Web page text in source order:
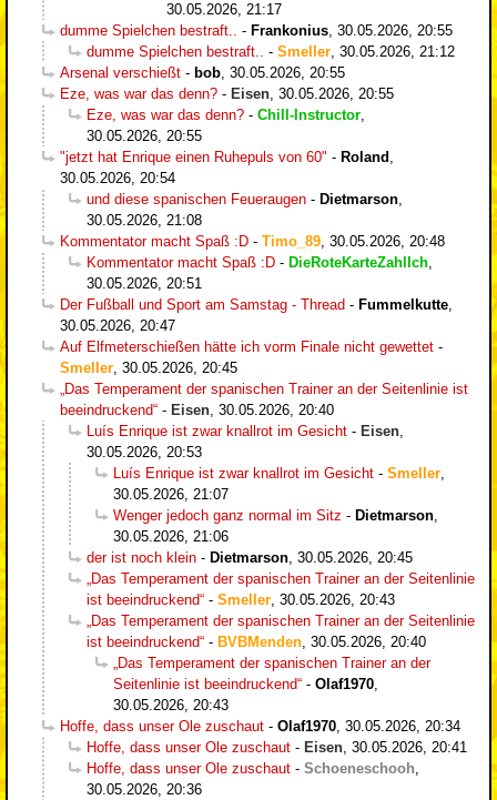
30.05.2026, 21:17
dumme Spielchen bestraft..
- Frankonius 30.05.2026, 20:55
dumme Spielchen bestraft..
- Smeller 30.05.2026, 21:12
Arsenal verschießt - bob 30.05.2026, 20:55
Eze, was war das denn? - Eisen 30.05.2026, 20:55
Eze, was war das denn? - Chill-Instructor
30.05.2026, 20:55
"jetzt hat Enrique einen Ruhepuls von 60" - Roland
30.05.2026, 20:54
und diese spanischen Feueraugen - Dietmarson
30.05.2026, 21:08
Kommentator macht Spaß :D - Timo_89 30.05.2026, 20:48
Kommentator macht Spaß :D - DieRoteKarteZahlIch
30.05.2026, 20:51
Der Fußball und Sport am Samstag - Thread - Fummelkutte
30.05.2026, 20:47
Auf Elfmeterschießen hätte ich vorm Finale nicht gewettet -
Smeller 30.05.2026, 20:45
„Das Temperament der spanischen Trainer an der Seitenlinie ist
beeindruckend“ - Eisen 30.05.2026, 20:40
Luís Enrique ist zwar knallrot im Gesicht - Eisen
30.05.2026, 20:53
Luís Enrique ist zwar knallrot im Gesicht - Smeller
30.05.2026, 21:07
Wenger jedoch ganz normal im Sitz - Dietmarson
30.05.2026, 21:06
der ist noch klein - Dietmarson 30.05.2026, 20:45
„Das Temperament der spanischen Trainer an der Seitenlinie
ist beeindruckend“ - Smeller 30.05.2026, 20:43
„Das Temperament der spanischen Trainer an der Seitenlinie
ist beeindruckend“ - BVBMenden 30.05.2026, 20:40
„Das Temperament der spanischen Trainer an der
Seitenlinie ist beeindruckend“ - Olaf1970
30.05.2026, 20:43
Hoffe, dass unser Ole zuschaut - Olaf1970 30.05.2026, 20:34
Hoffe, dass unser Ole zuschaut - Eisen 30.05.2026, 20:41
Hoffe, dass unser Ole zuschaut - Schoeneschooh
30.05.2026, 20:36